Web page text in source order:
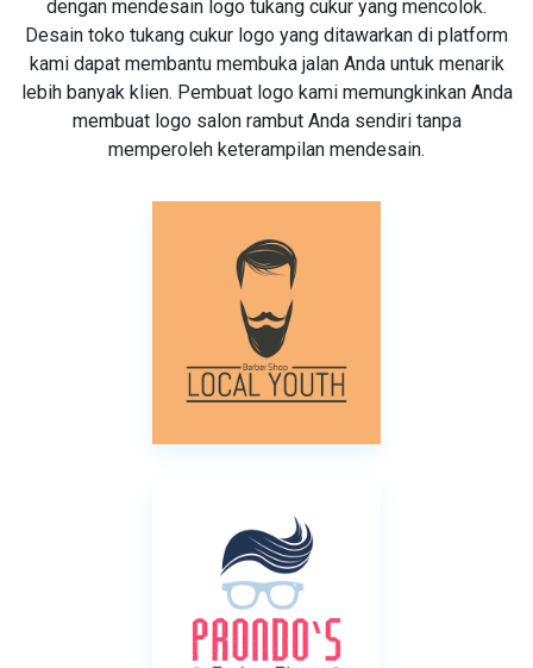
dengan mendesain logo tukang cukur yang mencolok.
Desain toko tukang cukur logo yang ditawarkan di platform
kami dapat membantu membuka jalan Anda untuk menarik
lebih banyak klien. Pembuat logo kami memungkinkan Anda
membuat logo salon rambut Anda sendiri tanpa
memperoleh keterampilan mendesain.